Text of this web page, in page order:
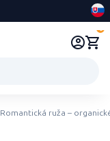
Romantická ruža –